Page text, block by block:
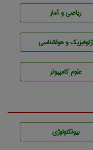
ریاضی و آمار
ژئوفيزيك و هواشناسی
علوم کامپیوتر
بيوتكنولوژی